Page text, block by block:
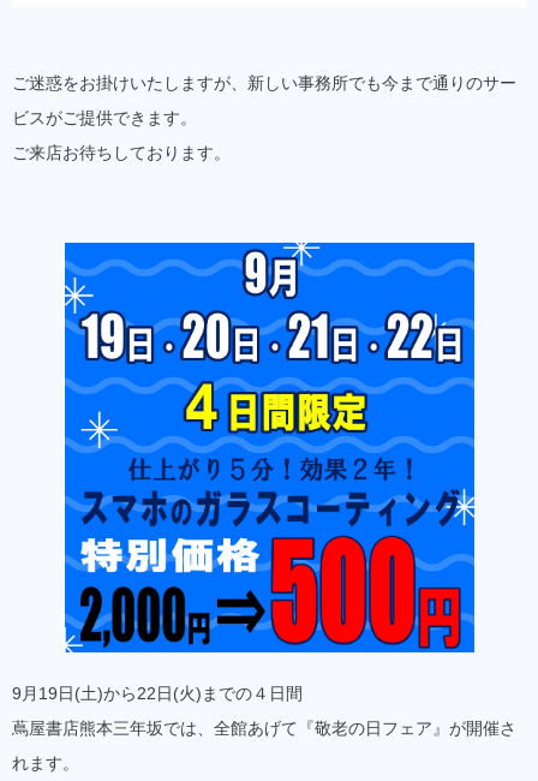
ご迷惑をお掛けいたしますが、新しい事務所でも今まで通りのサー
ビスがご提供できます。
ご来店お待ちしております。
9月19日(土)から22日(火)までの４日間
蔦屋書店熊本三年坂では、全館あげて『敬老の日フェア』が開催さ
れます。